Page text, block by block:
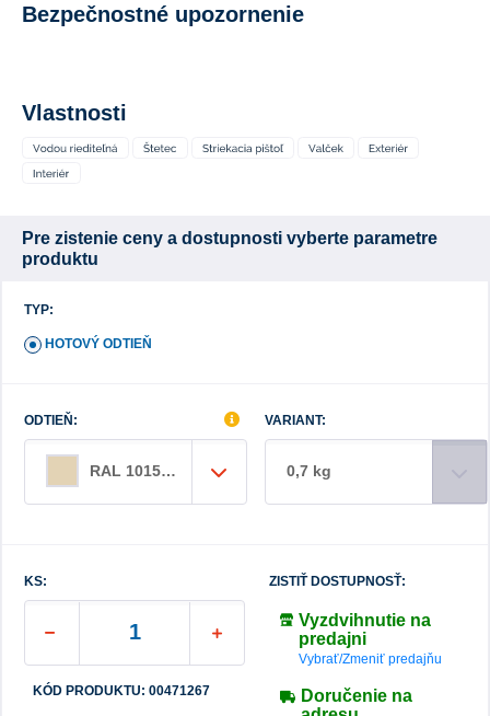
Bezpečnostné upozornenie
Vlastnosti
Pre zistenie ceny a dostupnosti vyberte parametre
produktu
TYP:
HOTOVÝ ODTIEŇ
ODTIEŇ:
RAL 1015 slonová kosť svetlá
VARIANT:
0,7 kg
KS:
KÓD PRODUKTU: 00471267
ZISTIŤ DOSTUPNOSŤ:
Vyzdvihnutie na
predajni
Vybrať/Zmeniť predajňu
Doručenie na